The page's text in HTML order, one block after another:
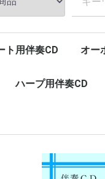
ト用伴奏CD オー
ハープ用伴奏CD